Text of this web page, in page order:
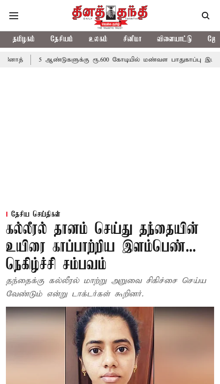
தமிழகம் தேசியம் உலகம் சினிமா விளையாட்டு
5 ஆண்டுகளுக்கு ரூ.600 கோடியில் மண்வள பாதுகாப்பு இயக்கம்
தேசிய செய்திகள்
கல்லீரல் தானம் செய்து தந்தையின்
உயிரை காப்பாற்றிய இளம்பெண்...
நெகிழ்ச்சி சம்பவம்
தந்தைக்கு கல்லீரல் மாற்று அறுவை சிகிச்சை செய்ய
வேண்டும் என்று டாக்டர்கள் கூறினர்.